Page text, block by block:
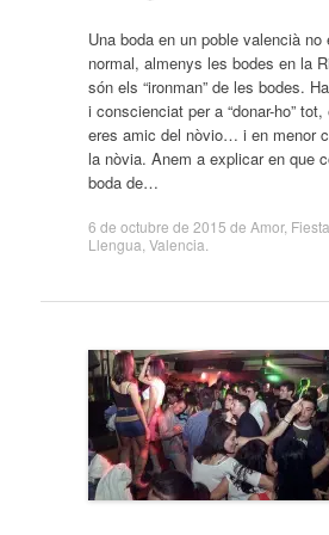
Una boda en un poble valencià no
normal, almenys les bodes en la
són els “ironman” de les bodes.
i conscienciat per a “donar-ho”
eres amic del nòvio… i en menor
la nòvia. Anem a explicar en que
boda de…
6 de octubre de 2015 de Amor,
Llengua Valencia